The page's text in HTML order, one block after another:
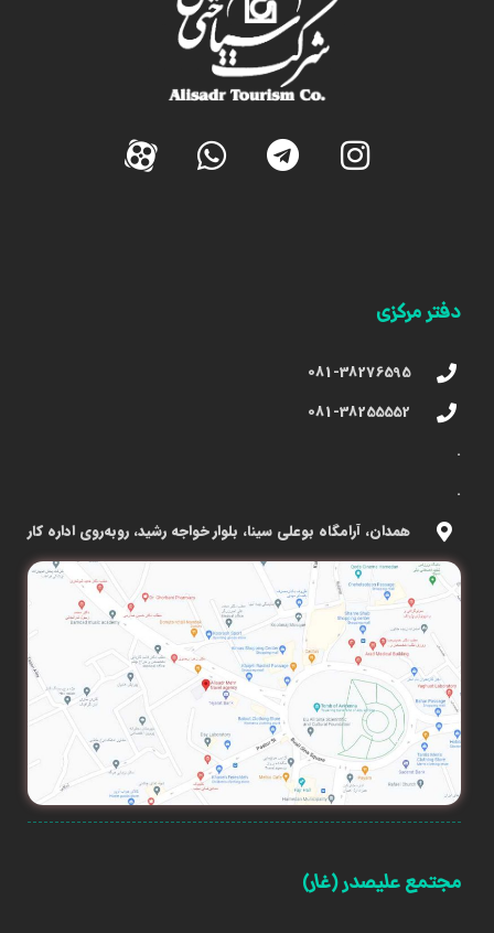
دفتر مرکزی
081-38276595
081-38255552
.
.
همدان، آرامگاه بوعلی سینا، بلوار خواجه رشید، روبه‌روی اداره کار
مجتمع علیصدر (غار)